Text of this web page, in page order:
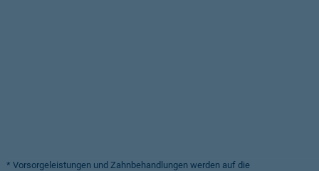
* Vorsorgeleistungen und Zahnbehandlungen werden auf die